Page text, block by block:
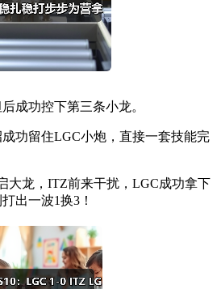
成功控下第三条小龙。
功留住LGC小炮，直接一套技能完
大龙，ITZ前来干扰，LGC成功拿下
出一波1换3！